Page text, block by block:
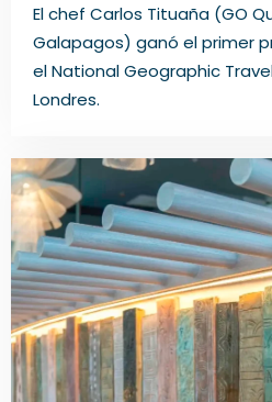
tradicionales.
El chef Carlos Tituaña (GO
Galapagos) ganó el primer
el National Geographic
Londres.